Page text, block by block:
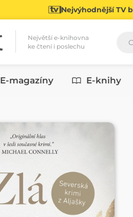
Nejvýhodnější TV
Největší e-knihovna
ke čtení i poslechu
E-magazíny E-knihy